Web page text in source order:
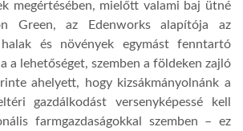
megértésében, mielőtt valami baj ütné
Green, az Edenworks alapítója az
és növények egymást fenntartó
a lehetőséget, szemben a földeken zajló
ahelyett, hogy kizsákmányolnánk a
gazdálkodást versenyképessé kell
farmgazdaságokkal szemben – ez